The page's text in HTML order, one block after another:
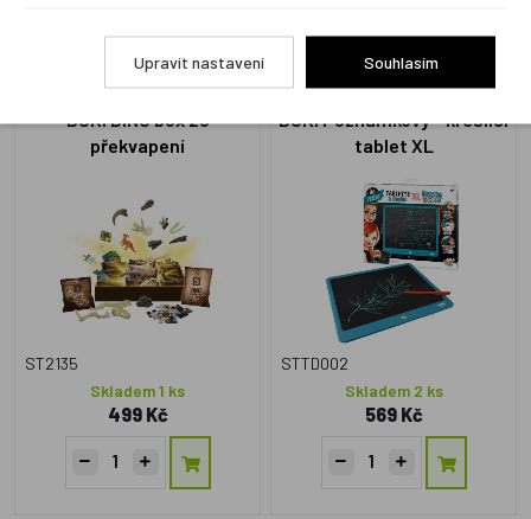
BUKI DINO box 25
překvapení
ST2135
Skladem 1 ks
499 Kč
BUKI Poznámkový - kreslící
tablet XL
STTD002
Skladem 2 ks
569 Kč
Upravit nastavení Souhlasím